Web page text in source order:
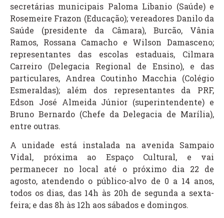
secretárias municipais Paloma Libanio (Saúde) e
Rosemeire Frazon (Educação); vereadores Danilo da
Saúde (presidente da Câmara), Burcão, Vânia
Ramos, Rossana Camacho e Wilson Damasceno;
representantes das escolas estaduais, Cilmara
Carreiro (Delegacia Regional de Ensino), e das
particulares, Andrea Coutinho Macchia (Colégio
Esmeraldas); além dos representantes da PRF,
Edson José Almeida Júnior (superintendente) e
Bruno Bernardo (Chefe da Delegacia de Marília),
entre outras.
A unidade está instalada na avenida Sampaio
Vidal, próxima ao Espaço Cultural, e vai
permanecer no local até o próximo dia 22 de
agosto, atendendo o público-alvo de 0 a 14 anos,
todos os dias, das 14h às 20h de segunda a sexta-
feira; e das 8h às 12h aos sábados e domingos.